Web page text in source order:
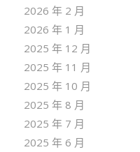
2026 年 2 月
2026 年 1 月
2025 年 12 月
2025 年 11 月
2025 年 10 月
2025 年 8 月
2025 年 7 月
2025 年 6 月